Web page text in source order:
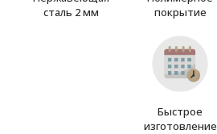
сталь 2 мм
покрытие
Быстрое
изготовление